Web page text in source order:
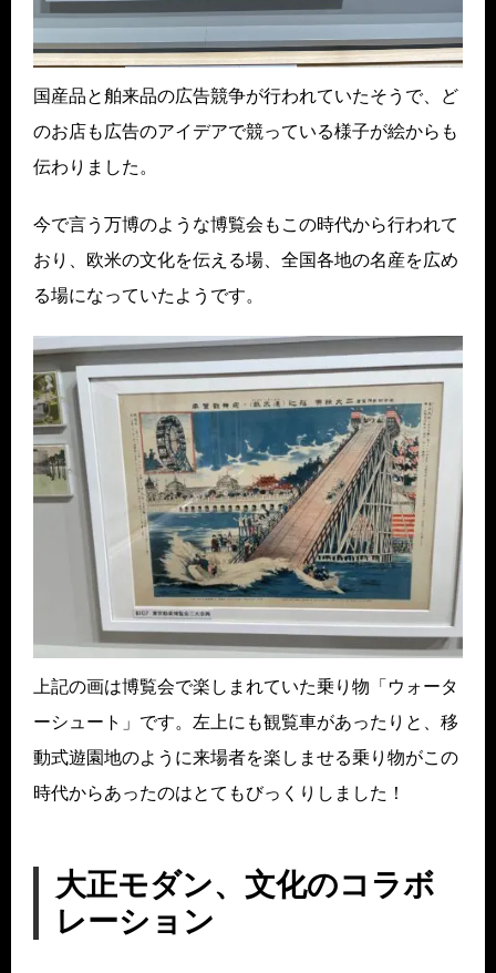
国産品と舶来品の広告競争が行われていたそうで、ど
のお店も広告のアイデアで競っている様子が絵からも
伝わりました。
今で言う万博のような博覧会もこの時代から行われて
おり、欧米の文化を伝える場、全国各地の名産を広め
る場になっていたようです。
上記の画は博覧会で楽しまれていた乗り物「ウォータ
ーシュート」です。左上にも観覧車があったりと、移
動式遊園地のように来場者を楽しませる乗り物がこの
時代からあったのはとてもびっくりしました！
大正モダン、文化のコラボ
レーション